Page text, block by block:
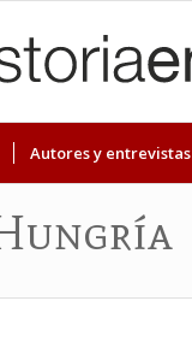
Autores y entrevistas